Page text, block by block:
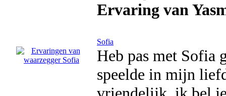
Ervaring van
Sofia
Heb pas met Sofia
speelde in mijn